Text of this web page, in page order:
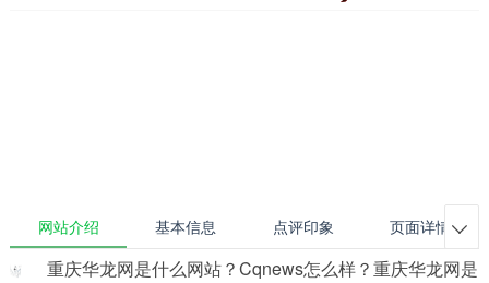
网站介绍 基本信息 点评印象 页面详情 
重庆华龙网是什么网站？Cqnews怎么样？重庆华龙网是